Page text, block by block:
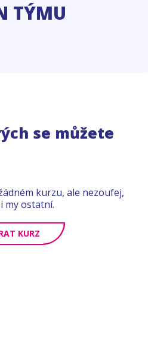
TÝMU
se můžete
kurzu, ale nezoufej,
my ostatní.
KURZ